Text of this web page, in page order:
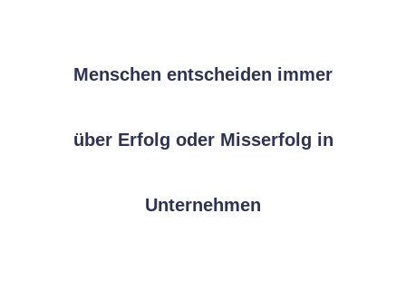
Menschen entscheiden immer
über Erfolg oder Misserfolg in
Unternehmen